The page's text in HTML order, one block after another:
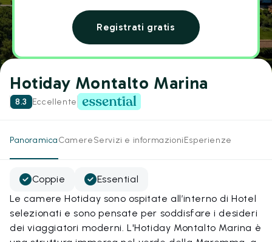
Registrati gratis
Hotiday Montalto Marina
8.3 Eccellente
PanoramicaCamereServizi e informazioniEsperienze
Coppie
Essential
Le camere Hotiday sono ospitate all’interno di Hotel
selezionati e sono pensate per soddisfare i desideri
dei viaggiatori moderni. L'Hotiday Montalto Marina è